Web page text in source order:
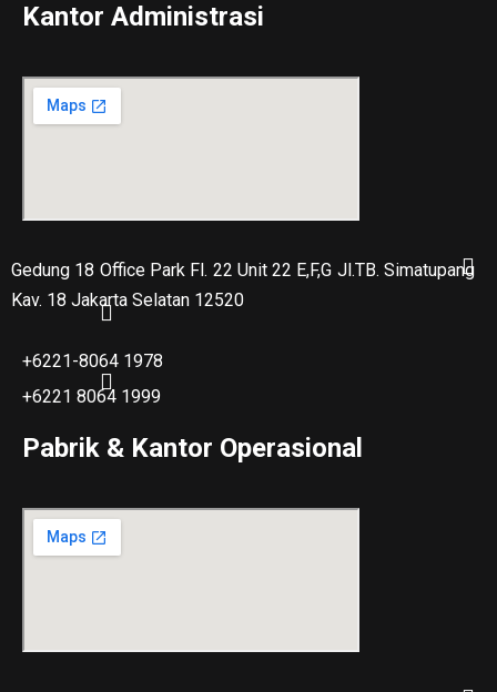
Kantor Administrasi
Gedung 18 Office Park Fl. 22 Unit 22 E,F,G Jl.TB. Simatupang
Kav. 18 Jakarta Selatan 12520
+6221-8064 1978
+6221 8064 1999
Pabrik & Kantor Operasional